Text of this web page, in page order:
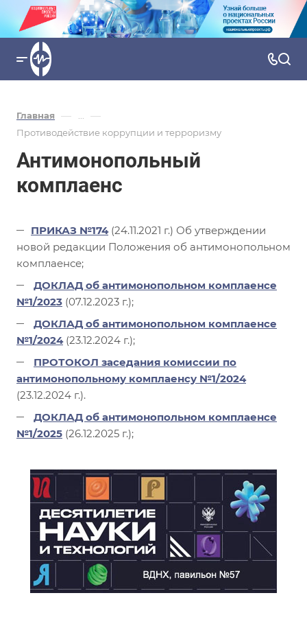
Главная — ... —
Противодействие коррупции и терроризму
Антимонопольный
комплаенс
ПРИКАЗ №174(24.11.2021 г.) Об утверждении
новой редакции Положения об антимонопольном
комплаенсе;
ДОКЛАД об антимонопольном комплаенсе
№1/2023 (07.12.2023 г.);
ДОКЛАД об антимонопольном комплаенсе
№1/2024(23.12.2024 г.);
ПРОТОКОЛ заседания комиссии по
антимонопольному комплаенсу №1/2024
(23.12.2024 г.).
ДОКЛАД об антимонопольном комплаенсе
№1/2025 (26.12.2025 г.);